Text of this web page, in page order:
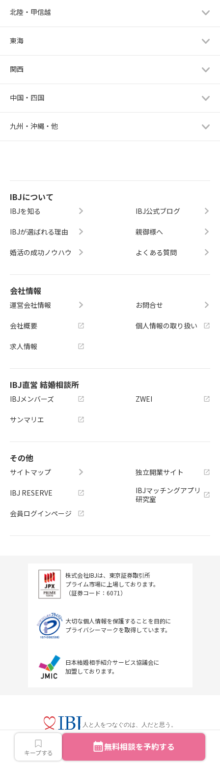
キープする 無料相談を予約する
北陸・甲信越
東海
関西
中国・四国
九州・沖縄・他
IBJについて
IBJを知る
IBJが選ばれる理由
婚活の成功ノウハウ
IBJ公式ブログ
親御様へ
よくある質問
会社情報
運営会社情報
会社概要
求人情報
お問合せ
個人情報の取り扱い
IBJ直営 結婚相談所
IBJメンバーズ
サンマリエ
ZWEI
その他
サイトマップ
IBJ RESERVE
会員ログインページ
独立開業サイト
IBJマッチングアプリ
研究室
株式会社IBJは、東京証券取引所
プライム市場に上場しております。
（証券コード：6071）
大切な個人情報を保護することを目的に
プライバシーマークを取得しています。
日本結婚相手紹介サービス協議会に
加盟しております。
人と人をつなぐのは、人だと思う。